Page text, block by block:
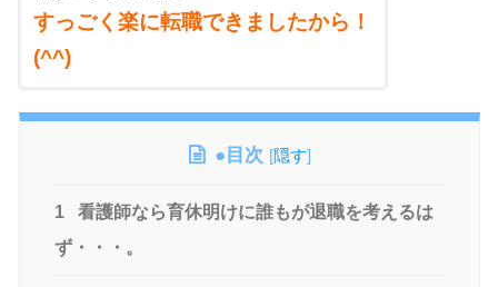
すっごく楽に転職できましたから！
(^^)
●目次 [隠す]
1
看護師なら育休明けに誰もが退職を考えるは
ず・・・。